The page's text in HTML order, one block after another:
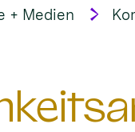
+ Medien